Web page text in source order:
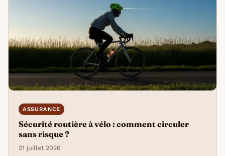
ASSURANCE
Sécurité routière à vélo : comment circuler
sans risque ?
21 juillet 2026